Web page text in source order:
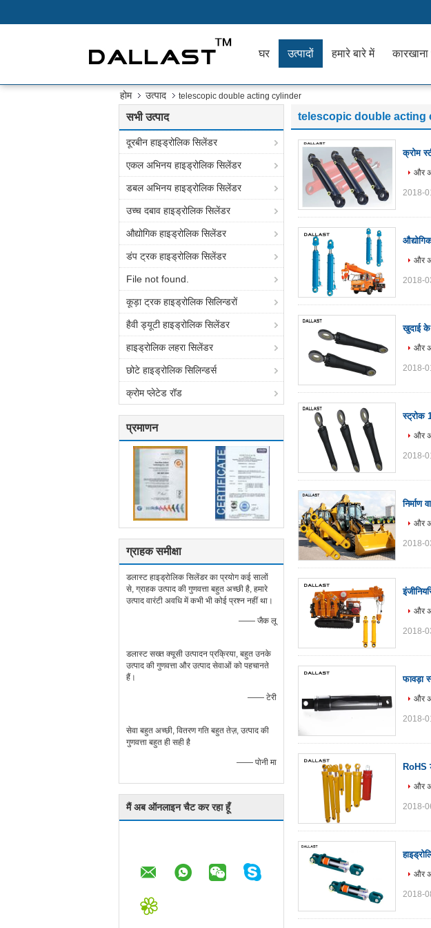
घर उत्पादों हमारे बारे में
होम उत्पाद telescopic double acting cylinder
सभी उत्पाद
दूरबीन हाइड्रोलिक सिलेंडर
एकल अभिनय हाइड्रोलिक सिलेंडर
डबल अभिनय हाइड्रोलिक सिलेंडर
उच्च दबाव हाइड्रोलिक सिलेंडर
औद्योगिक हाइड्रोलिक सिलेंडर
डंप ट्रक हाइड्रोलिक सिलेंडर
File not found.
कूड़ा ट्रक हाइड्रोलिक सिलिन्डरों
हैवी ड्यूटी हाइड्रोलिक सिलेंडर
हाइड्रोलिक लहरा सिलेंडर
छोटे हाइड्रोलिक सिलिन्डर्स
क्रोम प्लेटेड रॉड
प्रमाणन
ग्राहक समीक्षा
डलास्ट हाइड्रोलिक सिलेंडर का प्रयोग कई सालों
से, ग्राहक उत्पाद की गुणवत्ता बहुत अच्छी है, हमारे
उत्पाद वारंटी अवधि में कभी भी कोई प्रश्न नहीं था।
—— जैक लू
डलास्ट सख्त क्यूसी उत्पादन प्रक्रिया, बहुत उनके
उत्पाद की गुणवत्ता और उत्पाद सेवाओं को पहचानते
हैं।
—— टेरी
सेवा बहुत अच्छी, वितरण गति बहुत तेज़, उत्पाद की
गुणवत्ता बहुत ही सही है
—— पोनी मा
मैं अब ऑनलाइन चैट कर रहा हूँ
telescopic double acting
क्रोम
और
2018-
और
2018-
खुदाई के
और
2018-
स्ट्रोक
और
2018-
निर्माण
और
2018-
और
2018-
फावड़ा
और
2018-
RoHS
और
2018-
और
2018-